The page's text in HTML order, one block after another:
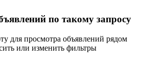
по такому запросу
для просмотра объявлений рядом
или изменить фильтры